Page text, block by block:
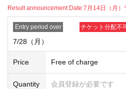
[Advance reservation
June 2025
[Winning announcement]
July 2025Day Month
Result announcement Date:7月14日（月）
Entry period over チケット分配不
7/28（月）
Price Free of charge
Quantity 会員登録が必要です